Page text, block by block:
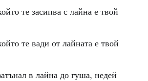
те засипва с лайна е твой
те вади от лайната е твой
в лайна до гуша, недей